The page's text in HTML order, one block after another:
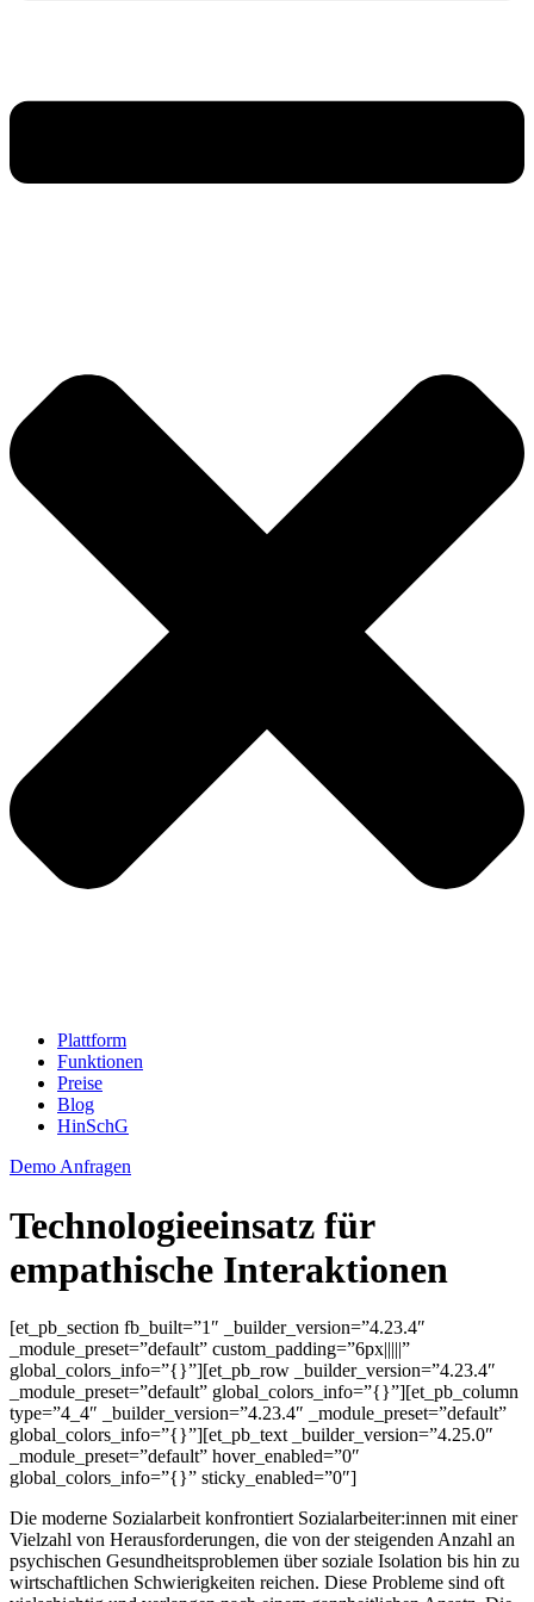
Plattform
Funktionen
Preise
Blog
HinSchG
Demo Anfragen
Technologieeinsatz für
empathische Interaktionen
[et_pb_section fb_built=”1″ _builder_version=”4.23.4″
_module_preset=”default” custom_padding=”6px|||||”
global_colors_info=”{}”][et_pb_row _builder_version=”4.23.4″
_module_preset=”default” global_colors_info=”{}”][et_pb_column
type=”4_4″ _builder_version=”4.23.4″ _module_preset=”default”
global_colors_info=”{}”][et_pb_text _builder_version=”4.25.0″
_module_preset=”default” hover_enabled=”0″
global_colors_info=”{}” sticky_enabled=”0″]
Die moderne Sozialarbeit konfrontiert Sozialarbeiter:innen mit einer
Vielzahl von Herausforderungen, die von der steigenden Anzahl an
psychischen Gesundheitsproblemen über soziale Isolation bis hin zu
wirtschaftlichen Schwierigkeiten reichen. Diese Probleme sind oft